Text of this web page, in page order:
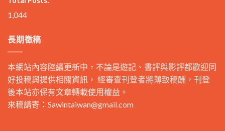
1,044
長期徵稿
本網站內容陸續更新中，不論是遊記、書評與影評都歡迎同
好投稿與提供相關資訊， 經審查刊登者將薄致稿酬，刊登
後本站亦保有文章轉載使用權益。
來稿請寄： Sawintaiwan@gmail.com